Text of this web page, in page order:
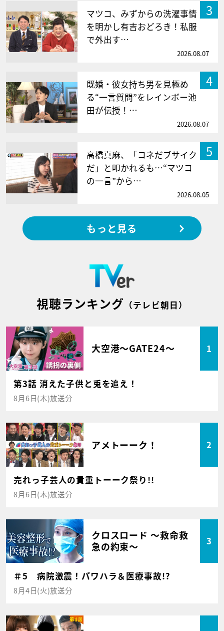
3
マツコ、みずからの洗濯事情
を明かし有吉おどろき！私服
で外出す…
2026.08.07
4
既婚・彼女持ち男を見極め
る“一言質問”をレインボー池
田が伝授！…
2026.08.07
5
高橋真麻、「コネだブサイク
だ」と叩かれるも…“マツコ
の一言”から…
2026.08.05
もっと見る
視聴ランキング （テレビ朝日）
大空港～GATE24～ 1
第3話 消えた子供と兎を追え！
8月6日(木)放送分
アメトーーク！ 2
売れっ子芸人の貴重トーーク祭り!!
8月6日(木)放送分
クロスロード ～救命救
急の約束～
3
＃5 病院激震！パワハラ＆医療事故!?
8月4日(火)放送分